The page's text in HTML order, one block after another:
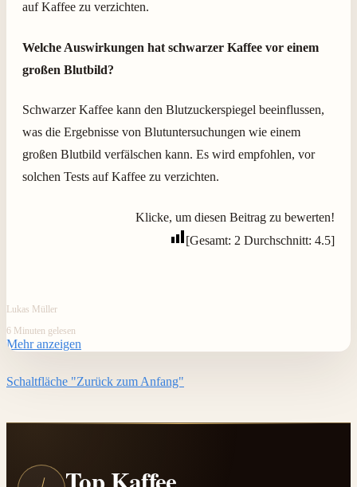
auf Kaffee zu verzichten.
Welche Auswirkungen hat schwarzer Kaffee vor einem
großen Blutbild?
Schwarzer Kaffee kann den Blutzuckerspiegel beeinflussen,
was die Ergebnisse von Blutuntersuchungen wie einem
großen Blutbild verfälschen kann. Es wird empfohlen, vor
solchen Tests auf Kaffee zu verzichten.
Klicke, um diesen Beitrag zu bewerten!
[Gesamt: 2 Durchschnitt: 4.5]
Lukas Müller
6 Minuten gelesen
Mehr anzeigen
Schaltfläche "Zurück zum Anfang"